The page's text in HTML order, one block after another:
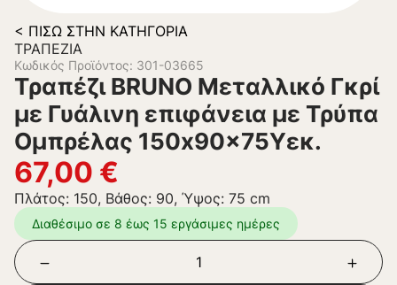
< ΠΊΣΩ ΣΤΗΝ ΚΑΤΗΓΟΡΊΑ
ΤΡΑΠΈΖΙΑ
Κωδικός Προϊόντος: 301-03665
Τραπέζι BRUNO Μεταλλικό Γκρί
με Γυάλινη επιφάνεια με Τρύπα
Ομπρέλας 150x90x75Υεκ.
67,00 €
Πλάτος: 150, Βάθος: 90, Ύψος: 75 cm
Διαθέσιμο σε 8 έως 15 εργάσιμες ημέρες